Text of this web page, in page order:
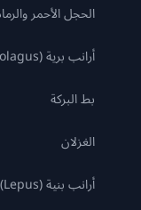
الحجل الأحمر
أرانب برية (Oryctolagus)
بط البركة
الغزلان
أرانب بنية (Lepus)